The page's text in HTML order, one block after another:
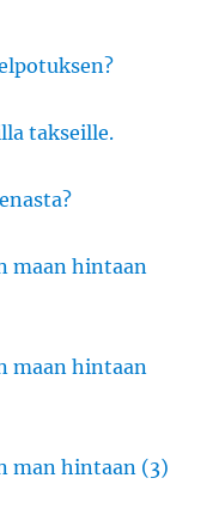
takseille.
maan hintaan
maan hintaan
man hintaan (3)